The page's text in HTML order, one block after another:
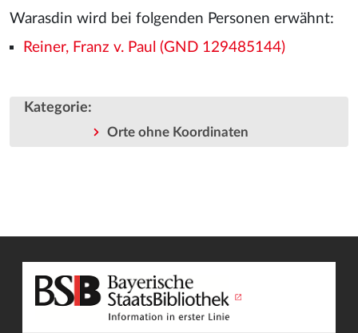
Warasdin wird bei folgenden Personen erwähnt:
Reiner, Franz v. Paul (GND 129485144)
Kategorie:
Orte ohne Koordinaten